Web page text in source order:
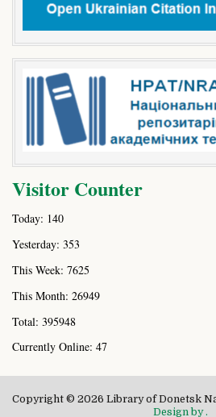
Visitor Counter
Today: 140
Yesterday: 353
This Week: 7625
This Month: 26949
Total: 395948
Currently Online: 47
Copyright © 2026 Library of Donetsk
Design by .